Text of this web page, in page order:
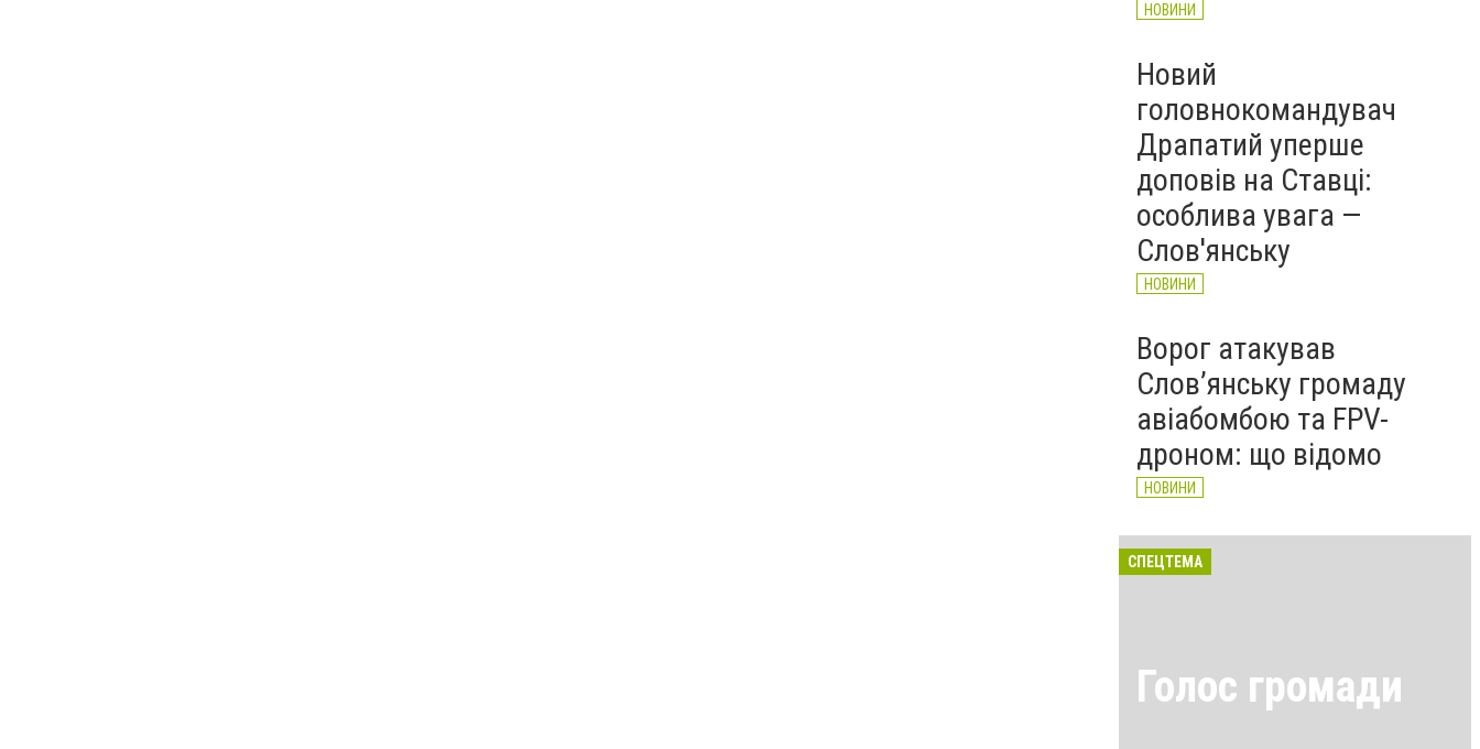
НОВИНИ
Новий
головнокомандувач
Драпатий уперше
доповів на Ставці:
особлива увага —
Слов'янську
НОВИНИ
Ворог атакував
Слов’янську громаду
авіабомбою та FPV-
дроном: що відомо
НОВИНИ
СПЕЦТЕМА
Голос громади